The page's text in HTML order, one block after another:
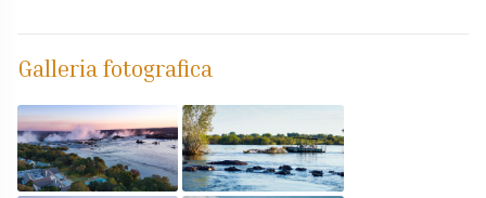
Galleria fotografica